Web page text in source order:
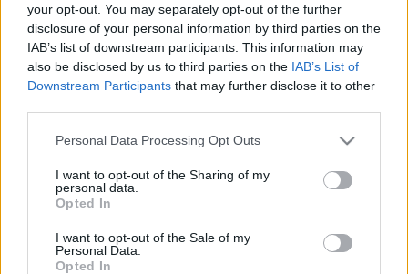
your opt-out. You may separately opt-out of the further
disclosure of your personal information by third parties on the
IAB’s list of downstream participants. This information may
also be disclosed by us to third parties on the IAB’s List of
Downstream Participants that may further disclose it to other
Please note that this website/app uses one or more Google
not limited to your visit or usage behaviour. You may click to
grant or deny consent to Google and its third-party tags to
use your data for below specified purposes in below Google
consent section.
Personal Data Processing Opt Outs
I want to opt-out of the Sharing of my
personal data.
Opted In
I want to opt-out of the Sale of my
Personal Data.
Opted In
CZYTAJ TAKŻE
drugiej połowy
jestem zadowolony,
z pierwszej – nie
2025-06-21 13:59
Grzegorz Sitek
zrezygnował z pracy